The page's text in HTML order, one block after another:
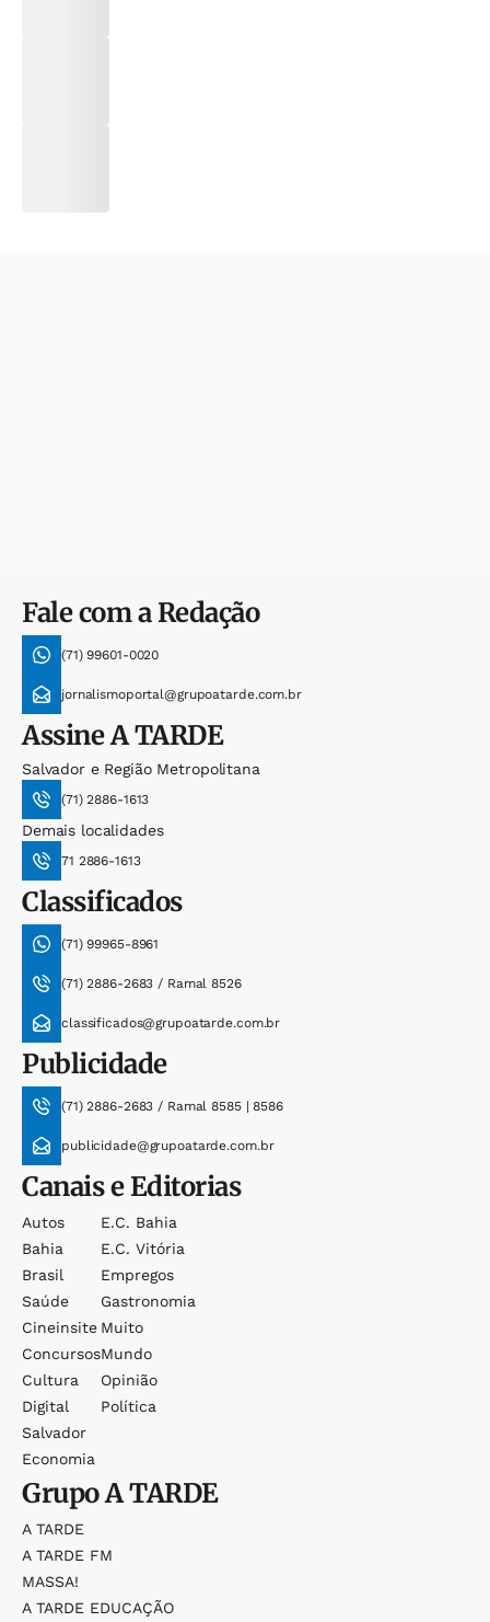
Fale com a Redação
(71) 99601-0020
jornalismoportal@grupoatarde.com.br
AssineA TARDE
Salvador e Região Metropolitana
(71) 2886-1613
Demais localidades
71 2886-1613
Classificados
(71) 99965-8961
(71) 2886-2683 / Ramal 8526
classificados@grupoatarde.com.br
Publicidade
(71) 2886-2683 / Ramal 8585 | 8586
publicidade@grupoatarde.com.br
Canais e Editorias
Autos
Bahia
Brasil
Saúde
Cineinsite
Concursos
Cultura
Digital
Salvador
Economia
E.c. Bahia
E.c. Vitória
Empregos
Gastronomia
Muito
Mundo
Opinião
Política
GrupoA TARDE
A TARDE
A TARDE FM
MASSA!
A TARDE EDUCAÇÃO